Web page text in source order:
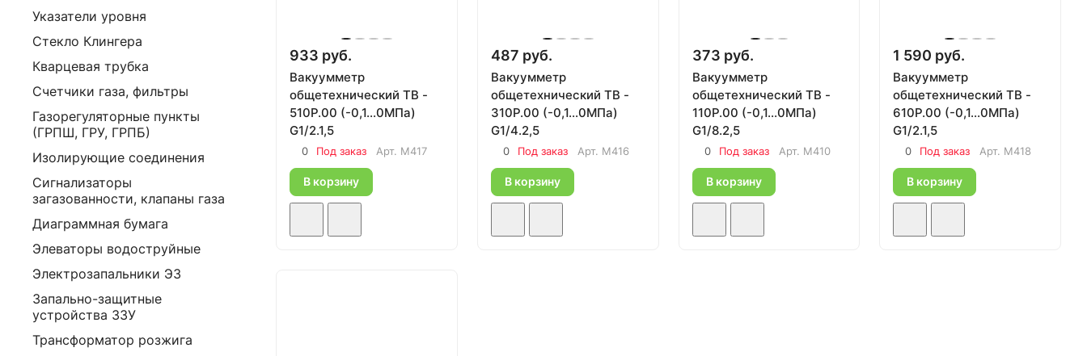
933 руб.
Вакуумметр
общетехнический ТВ -
510Р.00 (-0,1...0МПа)
G1/2.1,5
0 Под заказ Арт. M417
В корзину
487 руб.
Вакуумметр
общетехнический ТВ -
310Р.00 (-0,1...0МПа)
G1/4.2,5
0 Под заказ Арт. M416
В корзину
373 руб.
Вакуумметр
общетехнический ТВ -
110Р.00 (-0,1...0МПа)
G1/8.2,5
0 Под заказ Арт. M410
В корзину
1 590 руб.
Вакуумметр
общетехнический ТВ -
610Р.00 (-0,1...0МПа)
G1/2.1,5
0 Под заказ Арт. M418
В корзину
Указатели уровня
Стекло Клингера
Кварцевая трубка
Счетчики газа, фильтры
Газорегуляторные пункты
(ГРПШ, ГРУ, ГРПБ)
Изолирующие соединения
Сигнализаторы
загазованности, клапаны газа
Диаграммная бумага
Элеваторы водоструйные
Электрозапальники ЭЗ
Запально-защитные
устройства ЗЗУ
Трансформатор розжига